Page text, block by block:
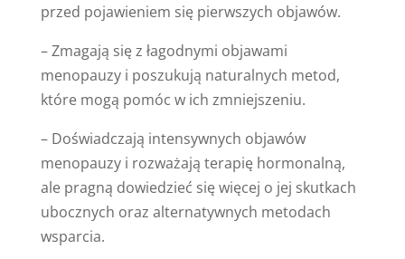
przed pojawieniem się pierwszych objawów.
– Zmagają się z łagodnymi objawami
menopauzy i poszukują naturalnych metod,
które mogą pomóc w ich zmniejszeniu.
– Doświadczają intensywnych objawów
menopauzy i rozważają terapię hormonalną,
ale pragną dowiedzieć się więcej o jej skutkach
ubocznych oraz alternatywnych metodach
wsparcia.